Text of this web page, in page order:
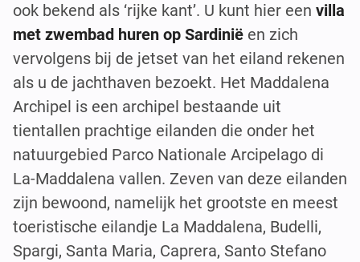
ook bekend als ‘rijke kant’. U kunt hier een villa
met zwembad huren op Sardinië en zich
vervolgens bij de jetset van het eiland rekenen
als u de jachthaven bezoekt. Het Maddalena
Archipel is een archipel bestaande uit
tientallen prachtige eilanden die onder het
natuurgebied Parco Nationale Arcipelago di
La-Maddalena vallen. Zeven van deze eilanden
zijn bewoond, namelijk het grootste en meest
toeristische eilandje La Maddalena, Budelli,
Spargi, Santa Maria, Caprera, Santo Stefano